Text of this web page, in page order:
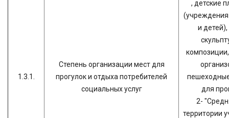
1.3.1.
Степень организации мест для
прогулок и отдыха потребителей
социальных услуг
, детские
и
для
2-
территории